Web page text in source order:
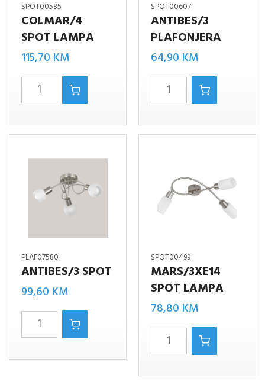
SPOT00585
COLMAR/4
SPOT LAMPA
115,70 KM
COLMAR/4
SPOT
LAMPA
količina
SPOT00607
ANTIBES/3
PLAFONJERA
64,90 KM
Antibes/3
plafonjera
količina
PLAF07580
ANTIBES/3 SPOT
99,60 KM
Antibes/3
spot
količina
SPOT00499
MARS/3XE14
SPOT LAMPA
78,80 KM
MARS/3xE14
spot
lampa